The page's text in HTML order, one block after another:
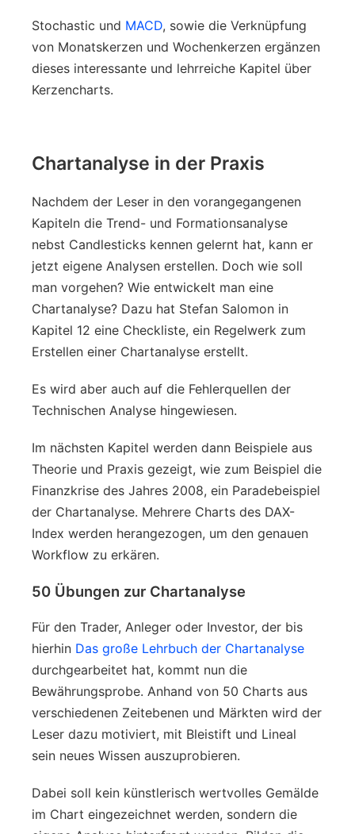
Stochastic und MACD, sowie die Verknüpfung
von Monatskerzen und Wochenkerzen ergänzen
dieses interessante und lehrreiche Kapitel über
Kerzencharts.
Chartanalyse in der Praxis
Nachdem der Leser in den vorangegangenen
Kapiteln die Trend- und Formationsanalyse
nebst Candlesticks kennen gelernt hat, kann er
jetzt eigene Analysen erstellen. Doch wie soll
man vorgehen? Wie entwickelt man eine
Chartanalyse? Dazu hat Stefan Salomon in
Kapitel 12 eine Checkliste, ein Regelwerk zum
Erstellen einer Chartanalyse erstellt.
Es wird aber auch auf die Fehlerquellen der
Technischen Analyse hingewiesen.
Im nächsten Kapitel werden dann Beispiele aus
Theorie und Praxis gezeigt, wie zum Beispiel die
Finanzkrise des Jahres 2008, ein Paradebeispiel
der Chartanalyse. Mehrere Charts des DAX-
Index werden herangezogen, um den genauen
Workflow zu erkären.
50 Übungen zur Chartanalyse
Für den Trader, Anleger oder Investor, der bis
hierhin Das große Lehrbuch der Chartanalyse
durchgearbeitet hat, kommt nun die
Bewährungsprobe. Anhand von 50 Charts aus
verschiedenen Zeitebenen und Märkten wird der
Leser dazu motiviert, mit Bleistift und Lineal
sein neues Wissen auszuprobieren.
Dabei soll kein künstlerisch wertvolles Gemälde
im Chart eingezeichnet werden, sondern die